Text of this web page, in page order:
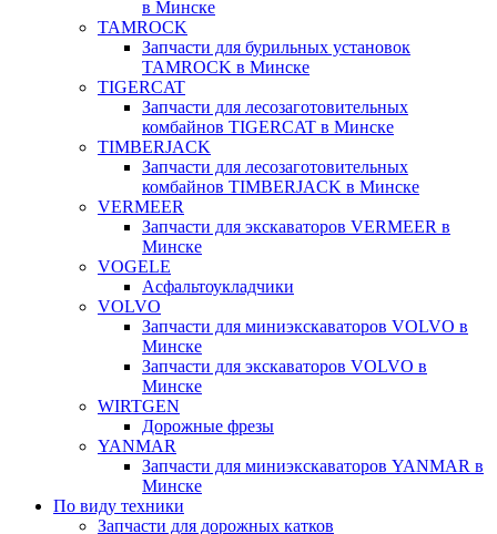
в Минске
TAMROCK
Запчасти для бурильных установок
TAMROCK в Минске
TIGERCAT
Запчасти для лесозаготовительных
комбайнов TIGERCAT в Минске
TIMBERJACK
Запчасти для лесозаготовительных
комбайнов TIMBERJACK в Минске
VERMEER
Запчасти для экскаваторов VERMEER в
Минске
VOGELE
Асфальтоукладчики
VOLVO
Запчасти для миниэкскаваторов VOLVO в
Минске
Запчасти для экскаваторов VOLVO в
Минске
WIRTGEN
Дорожные фрезы
YANMAR
Запчасти для миниэкскаваторов YANMAR в
Минске
По виду техники
Запчасти для дорожных катков